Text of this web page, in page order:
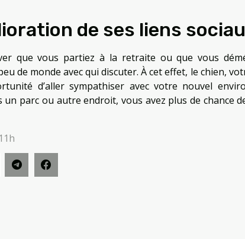
de ses liens
que vous partiez à la retraite ou que vous
de monde avec qui discuter. À cet effet, le chien,
d’aller sympathiser avec votre nouvel
un parc ou autre endroit, vous avez plus de chance